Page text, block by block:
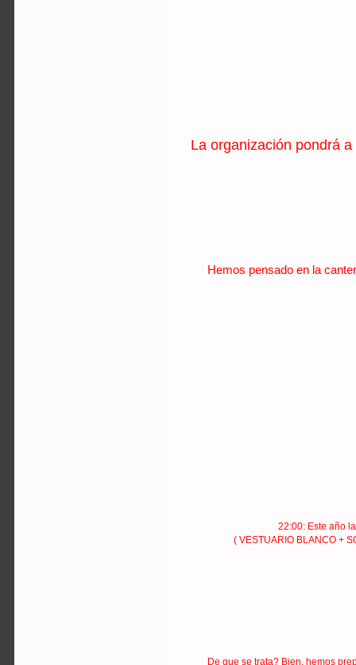
La organización pondrá
Hemos pensado en la
22:00: Este año
( VESTUARIO BLANCO +
De que se trata? Bien, hemos